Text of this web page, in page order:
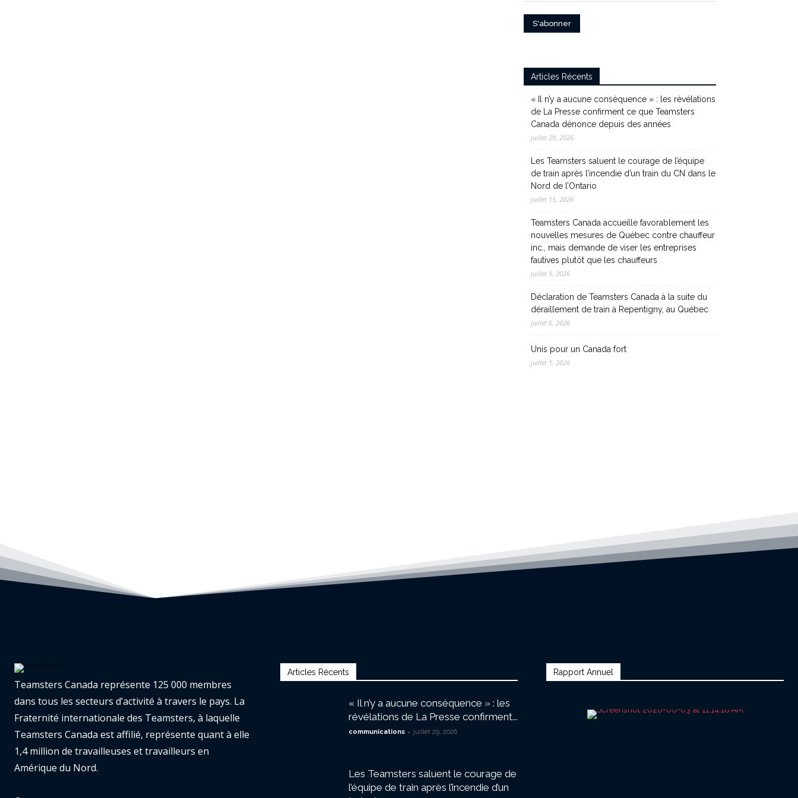
Articles Récents
« Il n’y a aucune conséquence » : les révélations
de La Presse confirment ce que Teamsters
Canada dénonce depuis des années
juillet 29, 2026
Les Teamsters saluent le courage de l’équipe
de train après l’incendie d’un train du CN dans le
Nord de l’Ontario
juillet 15, 2026
Teamsters Canada accueille favorablement les
nouvelles mesures de Québec contre chauffeur
inc., mais demande de viser les entreprises
fautives plutôt que les chauffeurs
juillet 9, 2026
Déclaration de Teamsters Canada à la suite du
déraillement de train à Repentigny, au Québec
juillet 6, 2026
Unis pour un Canada fort
juillet 1, 2026
Teamsters Canada représente 125 000 membres
dans tous les secteurs d’activité à travers le pays. La
Fraternité internationale des Teamsters, à laquelle
Teamsters Canada est affilié, représente quant à elle
1,4 million de travailleuses et travailleurs en
Amérique du Nord.
Articles Récents
« Il n’y a aucune conséquence » : les
révélations de La Presse confirment...
communications - juillet 29, 2026
Les Teamsters saluent le courage de
l’équipe de train après l’incendie d’un
Rapport Annuel